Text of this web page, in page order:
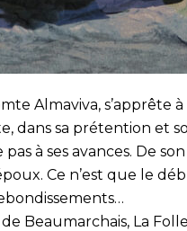
Almaviva, s’apprête
dans sa prétention et
à ses avances. De
Ce n’est que le
Beaumarchais, La